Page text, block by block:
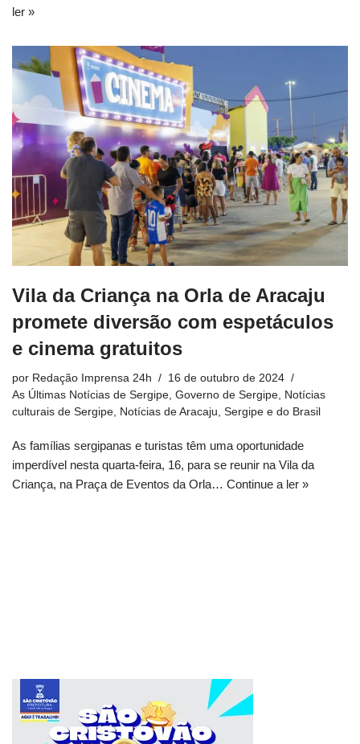
ler »
Vila da Criança na Orla de Aracaju
promete diversão com espetáculos
e cinema gratuitos
por Redação Imprensa 24h
16 de outubro de 2024
As Últimas Notícias de Sergipe, Governo de Sergipe, Notícias
culturais de Sergipe, Notícias de Aracaju, Sergipe e do Brasil
As famílias sergipanas e turistas têm uma oportunidade
imperdível nesta quarta-feira, 16, para se reunir na Vila da
Criança, na Praça de Eventos da Orla… Continue a ler »